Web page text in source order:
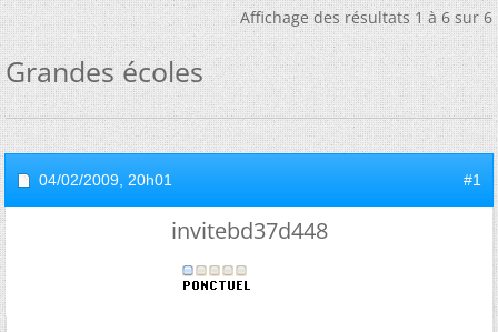
Affichage des résultats 1 à 6 sur 6
Grandes écoles
04/02/2009, 20h01 #1
invitebd37d448